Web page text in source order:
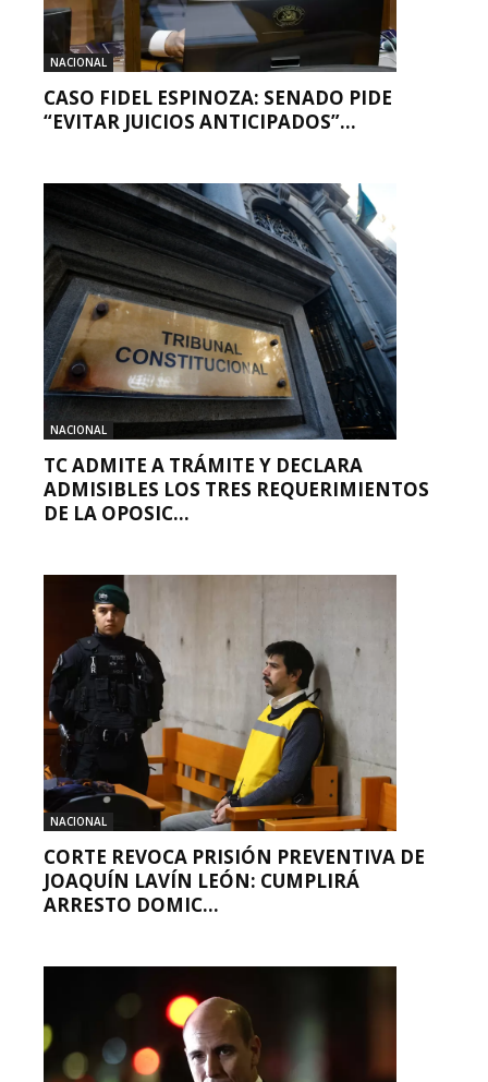
NACIONAL
CASO FIDEL ESPINOZA: SENADO PIDE
“EVITAR JUICIOS ANTICIPADOS”...
NACIONAL
TC ADMITE A TRÁMITE Y DECLARA
ADMISIBLES LOS TRES REQUERIMIENTOS
DE LA OPOSIC...
NACIONAL
CORTE REVOCA PRISIÓN PREVENTIVA DE
JOAQUÍN LAVÍN LEÓN: CUMPLIRÁ
ARRESTO DOMIC...